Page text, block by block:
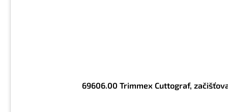
69606.00 Trimmex Cuttograf,